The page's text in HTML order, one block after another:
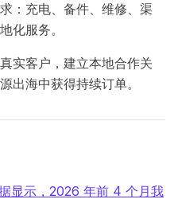
：充电、备件、维修、渠
化服务。
实客户，建立本地合作关
出海中获得持续订单。
显示，2026 年前 4 个月我